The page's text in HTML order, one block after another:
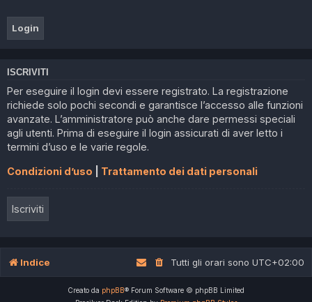
ISCRIVITI
Per eseguire il login devi essere registrato. La registrazione
richiede solo pochi secondi e garantisce l’accesso alle funzioni
avanzate. L’amministratore può anche dare permessi speciali
agli utenti. Prima di eseguire il login assicurati di aver letto i
termini d’uso e le varie regole.
Condizioni d’uso Trattamento dei dati personali
Iscriviti
Indice Tutti gli orari sono UTC+02:00
Creato da phpBB® Forum Software © phpBB Limited